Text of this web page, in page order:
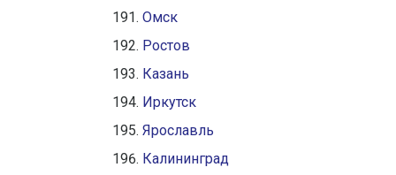
Омск
Ростов
Казань
Иркутск
Ярославль
Калининград